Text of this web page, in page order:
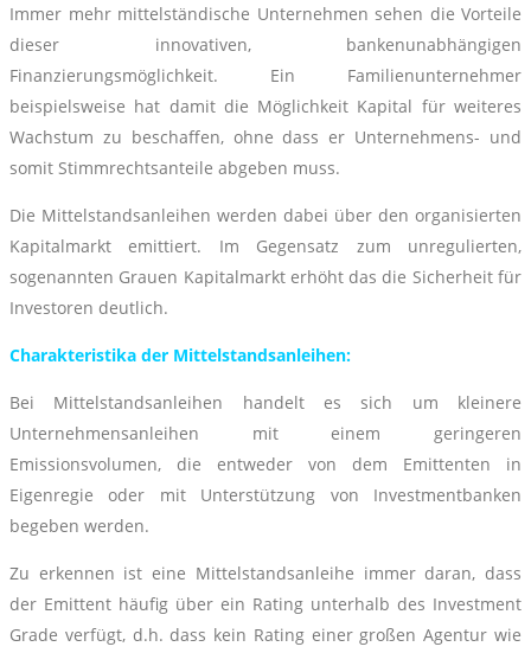
Immer mehr mittelständische Unternehmen sehen die Vorteile
dieser innovativen, bankenunabhängigen
Finanzierungsmöglichkeit. Ein Familienunternehmer
beispielsweise hat damit die Möglichkeit Kapital für weiteres
Wachstum zu beschaffen, ohne dass er Unternehmens- und
somit Stimmrechtsanteile abgeben muss.
Die Mittelstandsanleihen werden dabei über den organisierten
Kapitalmarkt emittiert. Im Gegensatz zum unregulierten,
sogenannten Grauen Kapitalmarkt erhöht das die Sicherheit für
Investoren deutlich.
Charakteristika der Mittelstandsanleihen:
Bei Mittelstandsanleihen handelt es sich um kleinere
Unternehmensanleihen mit einem geringeren
Emissionsvolumen, die entweder von dem Emittenten in
Eigenregie oder mit Unterstützung von Investmentbanken
begeben werden.
Zu erkennen ist eine Mittelstandsanleihe immer daran, dass
der Emittent häufig über ein Rating unterhalb des Investment
Grade verfügt, d.h. dass kein Rating einer großen Agentur wie